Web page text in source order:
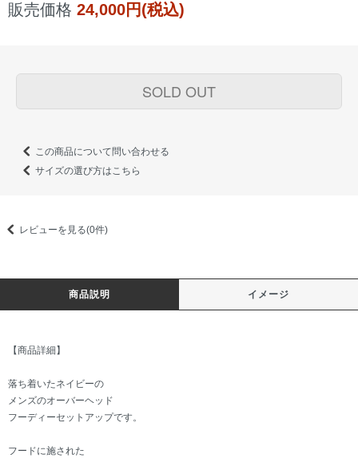
販売価格 24,000円(税込)
SOLD OUT
この商品について問い合わせる
サイズの選び方はこちら
レビューを見る(0件)
商品説明 イメージ
【商品詳細】
落ち着いたネイビーの
メンズのオーバーヘッド
フーディーセットアップです。
フードに施された